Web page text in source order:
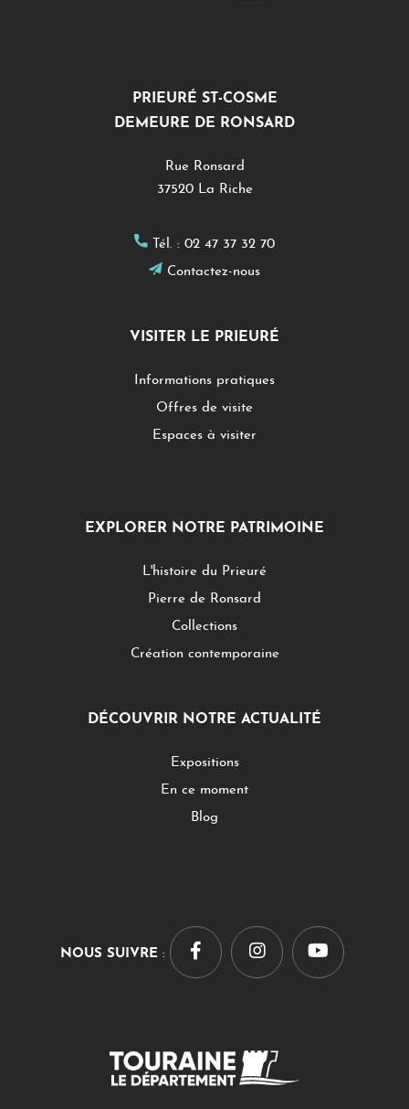
PRIEURÉ ST-COSME
DEMEURE DE RONSARD
Rue Ronsard
37520 La Riche
Tél. : 02 47 37 32 70
Contactez-nous
VISITER LE PRIEURÉ
Informations pratiques
Offres de visite
Espaces à visiter
EXPLORER NOTRE PATRIMOINE
L'histoire du Prieuré
Pierre de Ronsard
Collections
Création contemporaine
DÉCOUVRIR NOTRE ACTUALITÉ
Expositions
En ce moment
Blog
NOUS SUIVRE :